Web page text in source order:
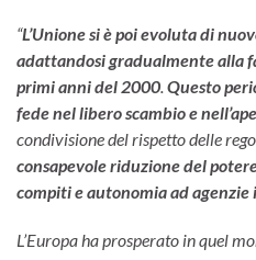
“L’Unione si è poi evoluta di
adattandosi gradualmente alla
primi anni del 2000 Questo
fede nel libero scambio e
condivisione del rispetto delle
consapevole riduzione del
compiti e autonomia ad agenzie
L’Europa ha prosperato in quel